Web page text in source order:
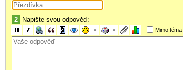
2 Napište svou odpověď:
Mimo téma